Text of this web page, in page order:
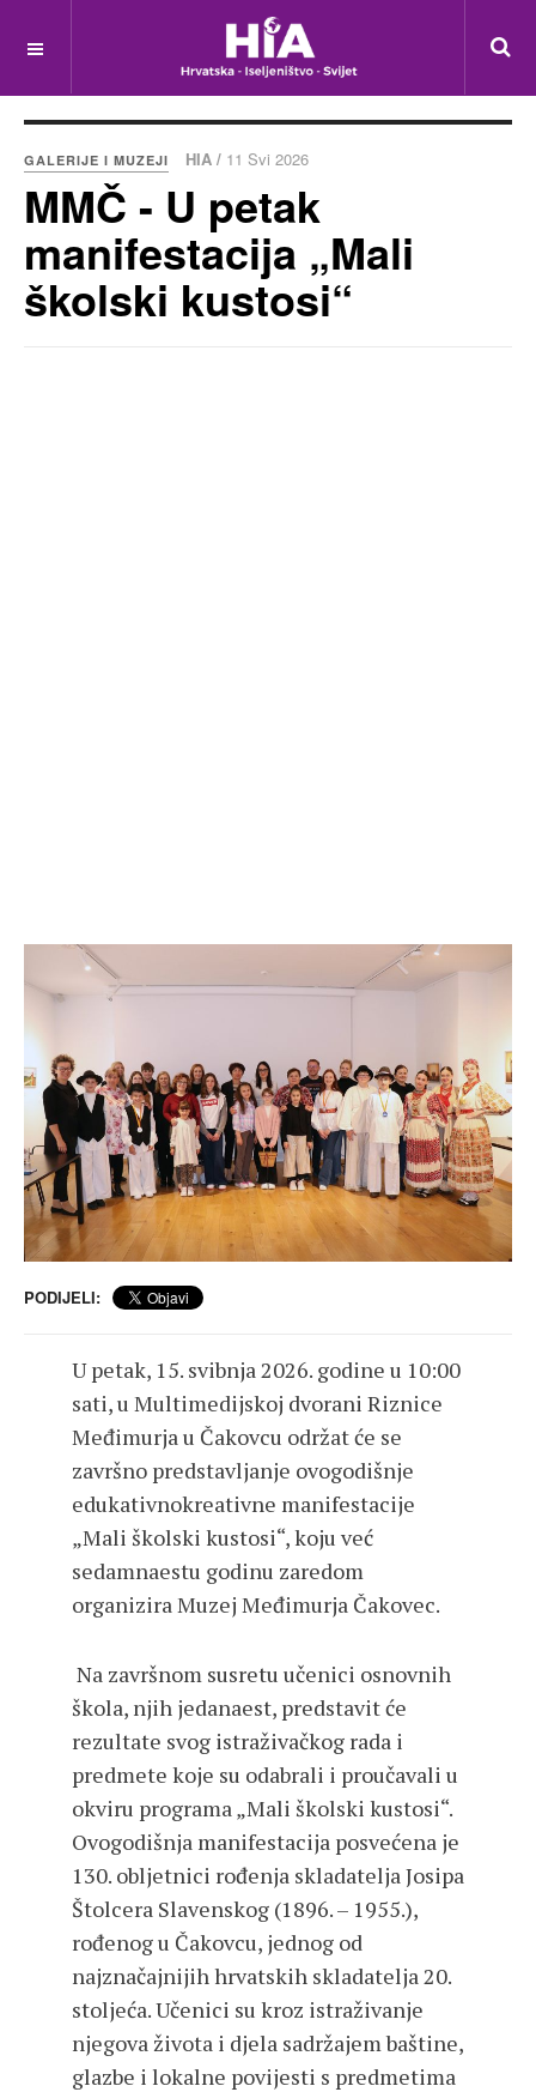
GALERIJE I MUZEJI HIA / 11 Svi 2026
MMČ - U petak
manifestacija „Mali
školski kustosi“
PODIJELI:
U petak, 15. svibnja 2026. godine u 10:00
sati, u Multimedijskoj dvorani Riznice
Međimurja u Čakovcu održat će se
završno predstavljanje ovogodišnje
edukativnokreativne manifestacije
„Mali školski kustosi“, koju već
sedamnaestu godinu zaredom
organizira Muzej Međimurja Čakovec.
Na završnom susretu učenici osnovnih
škola, njih jedanaest, predstavit će
rezultate svog istraživačkog rada i
predmete koje su odabrali i proučavali u
okviru programa „Mali školski kustosi“.
Ovogodišnja manifestacija posvećena je
130. obljetnici rođenja skladatelja Josipa
Štolcera Slavenskog (1896. – 1955.),
rođenog u Čakovcu, jednog od
najznačajnijih hrvatskih skladatelja 20.
stoljeća. Učenici su kroz istraživanje
njegova života i djela sadržajem baštine,
glazbe i lokalne povijesti s predmetima